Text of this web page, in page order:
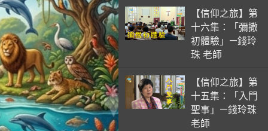
【信仰之旅】第
十六集：「彌撒
初體驗」—錢玲
珠 老師
【信仰之旅】第
十五集：「入門
聖事」—錢玲珠
老師